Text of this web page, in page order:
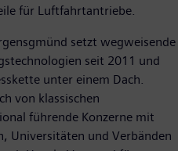
für Luftfahrtantriebe.
setzt wegweisende
seit 2011 und
unter einem Dach.
von klassischen
führende Konzerne mit
Universitäten und Verbänden